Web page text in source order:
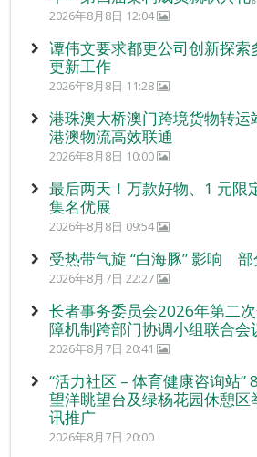
2026年8月8日 12:04
谭伟文要求都更公司创新探索
更新工作
2026年8月8日 11:28
港珠澳大桥澳门跨境货物转运
港澳物流高效联通
2026年8月8日 10:00
最后两天！万款好物、1 元限
集名优展
2026年8月8日 09:54
受热带气旋 “白海豚” 影响
2026年8月7日 22:27
长者事务委员会2026年第二
障机制跨部门协调小组联合会
2026年8月7日 20:41
“活力社区 – 体育健康咨询站”
望洋眺望台及绿杨花园休憩区
讯推广
2026年8月7日 20:00